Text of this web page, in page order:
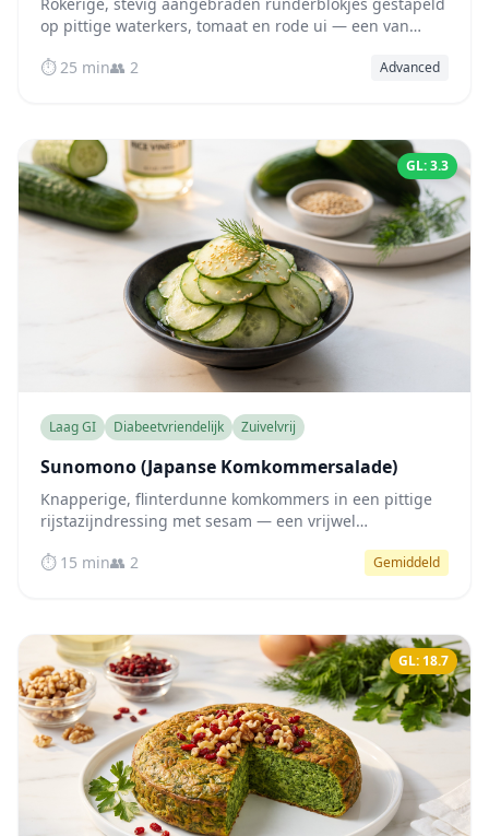
op pittige waterkers, tomaat en rode ui — een van
klassieker.
⏱️ 25 min👥 2 Advanced
GL: 3.3
Laag GI Diabeetvriendelijk Zuivelvrij
Sunomono (Japanse Komkommersalade)
Knapperige, flinterdunne komkommers in een pittige
rijstazijndressing met sesam — een vrijwel
bloedsuiker stabiel te houden.
⏱️ 15 min👥 2 Gemiddeld
GL: 18.7